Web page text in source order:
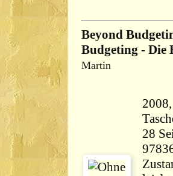
Beyond
Budgeting - Die
Martin
28 Seiten